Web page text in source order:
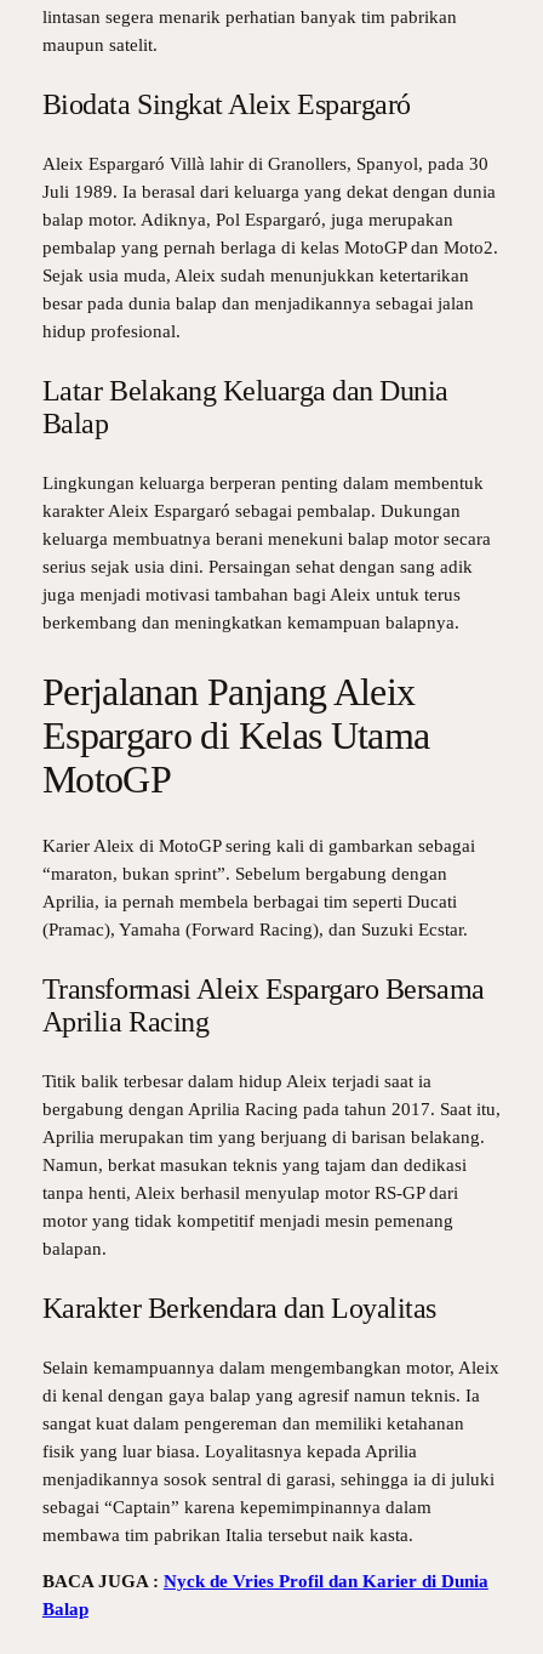
lintasan segera menarik perhatian banyak tim pabrikan
maupun satelit.
Biodata Singkat Aleix Espargaró
Aleix Espargaró Villà lahir di Granollers, Spanyol, pada 30
Juli 1989. Ia berasal dari keluarga yang dekat dengan dunia
balap motor. Adiknya, Pol Espargaró, juga merupakan
pembalap yang pernah berlaga di kelas MotoGP dan Moto2.
Sejak usia muda, Aleix sudah menunjukkan ketertarikan
besar pada dunia balap dan menjadikannya sebagai jalan
hidup profesional.
Latar Belakang Keluarga dan Dunia
Balap
Lingkungan keluarga berperan penting dalam membentuk
karakter Aleix Espargaró sebagai pembalap. Dukungan
keluarga membuatnya berani menekuni balap motor secara
serius sejak usia dini. Persaingan sehat dengan sang adik
juga menjadi motivasi tambahan bagi Aleix untuk terus
berkembang dan meningkatkan kemampuan balapnya.
Perjalanan Panjang Aleix
Espargaro di Kelas Utama
MotoGP
Karier Aleix di MotoGP sering kali di gambarkan sebagai
“maraton, bukan sprint”. Sebelum bergabung dengan
Aprilia, ia pernah membela berbagai tim seperti Ducati
(Pramac), Yamaha (Forward Racing), dan Suzuki Ecstar.
Transformasi Aleix Espargaro Bersama
Aprilia Racing
Titik balik terbesar dalam hidup Aleix terjadi saat ia
bergabung dengan Aprilia Racing pada tahun 2017. Saat itu,
Aprilia merupakan tim yang berjuang di barisan belakang.
Namun, berkat masukan teknis yang tajam dan dedikasi
tanpa henti, Aleix berhasil menyulap motor RS-GP dari
motor yang tidak kompetitif menjadi mesin pemenang
balapan.
Karakter Berkendara dan Loyalitas
Selain kemampuannya dalam mengembangkan motor, Aleix
di kenal dengan gaya balap yang agresif namun teknis. Ia
sangat kuat dalam pengereman dan memiliki ketahanan
fisik yang luar biasa. Loyalitasnya kepada Aprilia
menjadikannya sosok sentral di garasi, sehingga ia di juluki
sebagai “Captain” karena kepemimpinannya dalam
membawa tim pabrikan Italia tersebut naik kasta.
BACA JUGA : Nyck de Vries Profil dan Karier di Dunia
Balap